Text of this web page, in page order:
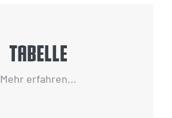
Tabelle
Mehr erfahren...